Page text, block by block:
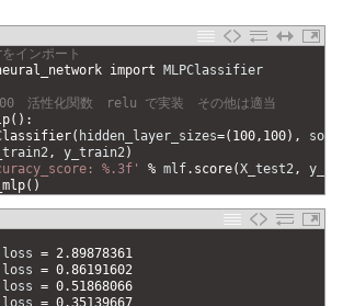
インポート
import MLPClassifier
　活性化関数　relu で実装　その他は適当
( ) :
( hidden_layer_sizes=( 100, 100) ,
, y_train2)
%.3f' % mlf. score(X_test2,
( )
loss = 2.89878361
loss = 0.86191602
loss = 0.51868066
loss = 0.35139667